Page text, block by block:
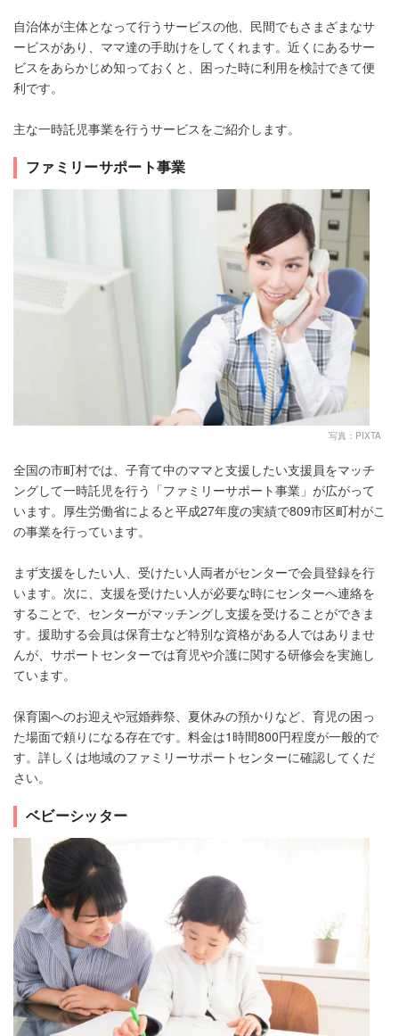
自治体が主体となって行うサービスの他、民間でもさまざまなサ
ービスがあり、ママ達の手助けをしてくれます。近くにあるサー
ビスをあらかじめ知っておくと、困った時に利用を検討できて便
利です。
主な一時託児事業を行うサービスをご紹介します。
ファミリーサポート事業
写真：PIXTA
全国の市町村では、子育て中のママと支援したい支援員をマッチ
ングして一時託児を行う「ファミリーサポート事業」が広がって
います。厚生労働省によると平成27年度の実績で809市区町村がこ
の事業を行っています。
まず支援をしたい人、受けたい人両者がセンターで会員登録を行
います。次に、支援を受けたい人が必要な時にセンターへ連絡を
することで、センターがマッチングし支援を受けることができま
す。援助する会員は保育士など特別な資格がある人ではありませ
んが、サポートセンターでは育児や介護に関する研修会を実施し
ています。
保育園へのお迎えや冠婚葬祭、夏休みの預かりなど、育児の困っ
た場面で頼りになる存在です。料金は1時間800円程度が一般的で
す。詳しくは地域のファミリーサポートセンターに確認してくだ
さい。
ベビーシッター